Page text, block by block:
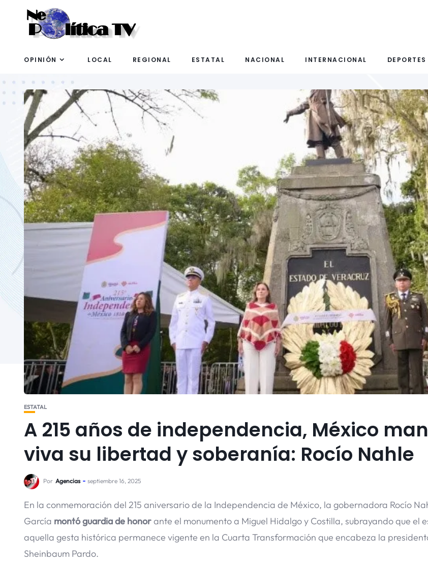
OPINIÓN LOCAL REGIONAL ESTATAL NACIONAL INTERNACIONAL DEPORTES
ESTATAL
A 215 años de independencia, México
viva su libertad y soberanía: Rocío Nahle
Por Agencias septiembre 16, 2025
En la conmemoración del 215 aniversario de la Independencia de México, la gobernadora Rocío
García montó guardia de honorante el monumento a Miguel Hidalgo y Costilla, subrayando que el
aquella gesta histórica permanece vigente en la Cuarta Transformación que encabeza la
Sheinbaum Pardo.